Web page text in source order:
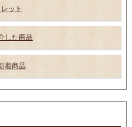
ット
した商品
着商品